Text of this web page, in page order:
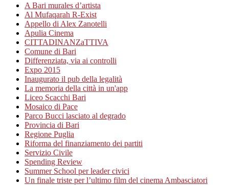
A Bari murales d’artista
Al Mufaqarah R-Exist
Appello di Alex Zanotelli
Apulia Cinema
CITTADINANZaTTIVA
Comune di Bari
Differenziata, via ai controlli
Expo 2015
Inaugurato il pub della legalità
La memoria della città in un'app
Liceo Scacchi Bari
Mosaico di Pace
Parco Bucci lasciato al degrado
Provincia di Bari
Regione Puglia
Riforma del finanziamento dei partiti
Servizio Civile
Spending Review
Summer School per leader civici
Un finale triste per l’ultimo film del cinema Ambasciatori